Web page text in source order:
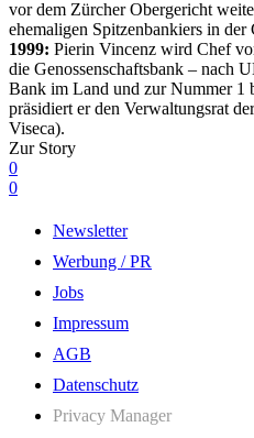
vor dem Zürcher Obergericht
ehemaligen Spitzenbankiers in der
1999: Pierin Vincenz wird Chef
die Genossenschaftsbank – nach
Bank im Land und zur Nummer 1
präsidiert er den Verwaltungsrat
Viseca).
Zur Story
0
0
Newsletter
Werbung / PR
Jobs
Impressum
AGB
Datenschutz
Privacy Manager